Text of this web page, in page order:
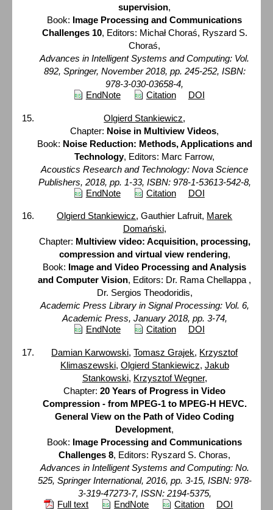
supervision,
Book: Image Processing and Communications
Challenges 10, Editors: Michał Choraś, Ryszard S.
Choraś,
Advances in Intelligent Systems and Computing: Vol.
892, Springer, November 2018, pp. 245-252, ISBN:
978-3-030-03658-4,
EndNote
Citation DOI
Olgierd Stankiewicz,
Chapter: Noise in Multiview Videos,
Book: Noise Reduction: Methods, Applications and
Technology, Editors: Marc Farrow,
Acoustics Research and Technology: Nova Science
Publishers, 2018, pp. 1-33, ISBN: 978-1-53613-542-8,
EndNote
Citation DOI
Olgierd Stankiewicz, Gauthier Lafruit, Marek
Domański,
Chapter: Multiview video: Acquisition, processing,
compression and virtual view rendering,
Book: Image and Video Processing and Analysis
and Computer Vision, Editors: Dr. Rama Chellappa ,
Dr. Sergios Theodoridis,
Academic Press Library in Signal Processing: Vol. 6,
Academic Press, January 2018, pp. 3-74,
EndNote
Citation DOI
Damian Karwowski,Tomasz Grajek, Krzysztof
Klimaszewski, Olgierd Stankiewicz, Jakub
Stankowski, Krzysztof Wegner,
Chapter:20 Years of Progress in Video
Compression - from MPEG-1 to MPEG-H HEVC.
General View on the Path of Video Coding
Development,
Book: Image Processing and Communications
Challenges 8, Editors: Ryszard S. Choras,
Advances in Intelligent Systems and Computing: No.
525, Springer International, 2016, pp. 3-15, ISBN: 978-
3-319-47273-7, ISSN: 2194-5375,
Full text
EndNote Citation DOI